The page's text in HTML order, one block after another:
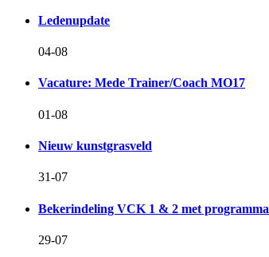
Ledenupdate
04-08
Vacature: Mede Trainer/Coach MO17
01-08
Nieuw kunstgrasveld
31-07
Bekerindeling VCK 1 & 2 met programma
29-07